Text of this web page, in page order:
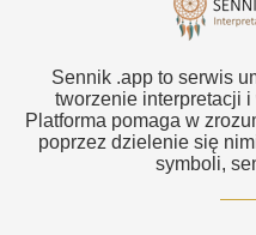
Sennik .app to serwis
tworzenie interpretacji i
Platforma pomaga w
poprzez dzielenie się
symboli,